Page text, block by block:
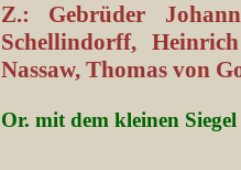
Z.: Gebrüder
Schellindorff,
Nassaw, Thomas von
Or. mit dem kleinen